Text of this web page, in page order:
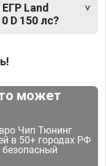
Land
D 150 лс?
может
Чип Тюнинг
в 50+ городах РФ